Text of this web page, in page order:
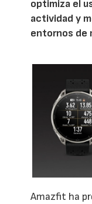
optimiza el
actividad y
entornos de
Amazfit ha